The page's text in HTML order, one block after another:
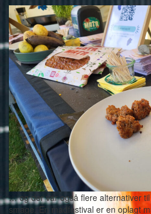
… og der var også flere alternativer
smage. En madfestival er en oplagt